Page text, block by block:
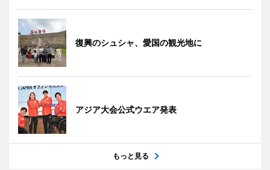
復興のシュシャ、愛国の観光地に
アジア大会公式ウエア発表
もっと見る